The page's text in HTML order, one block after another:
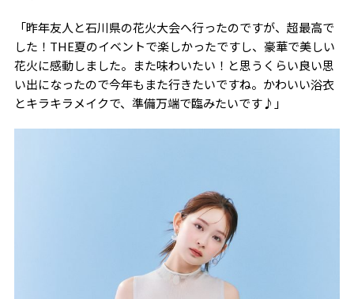
「昨年友人と石川県の花火大会へ行ったのですが、超最高で
した！THE夏のイベントで楽しかったですし、豪華で美しい
花火に感動しました。また味わいたい！と思うくらい良い思
い出になったので今年もまた行きたいですね。かわいい浴衣
とキラキラメイクで、準備万端で臨みたいです♪」